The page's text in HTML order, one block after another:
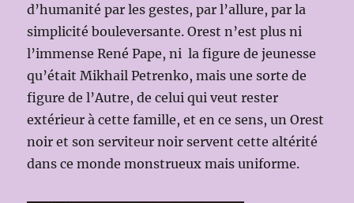
d’humanité par les gestes, par l’allure, par la
simplicité bouleversante. Orest n’est plus ni
l’immense René Pape, ni la figure de jeunesse
qu’était Mikhail Petrenko, mais une sorte de
figure de l’Autre, de celui qui veut rester
extérieur à cette famille, et en ce sens, un Orest
noir et son serviteur noir servent cette altérité
dans ce monde monstrueux mais uniforme.